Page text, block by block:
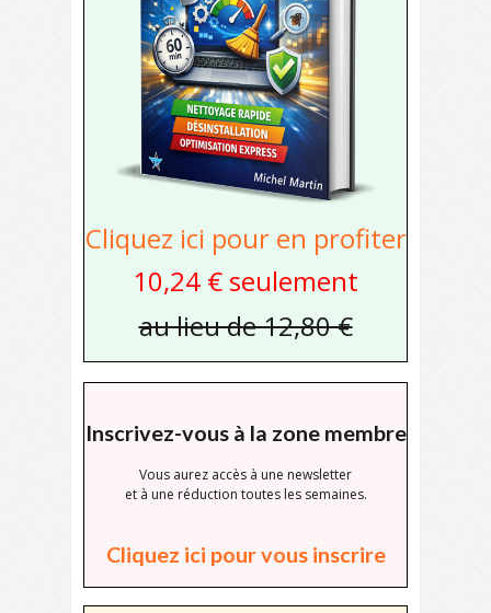
Cliquez ici pour en profiter
10,24 € seulement
au lieu de 12,80 €
Inscrivez-vous à la zone membre
Vous aurez accès à une newsletter
et à une réduction toutes les semaines.
Cliquez ici pour vous inscrire